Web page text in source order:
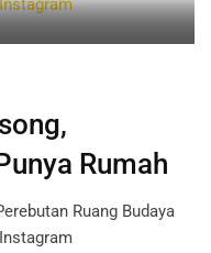
Rumah
Ruang Budaya